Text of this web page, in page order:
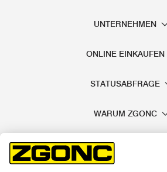
UNTERNEHMEN
ONLINE EINKAUFEN
STATUSABFRAGE
WARUM ZGONC